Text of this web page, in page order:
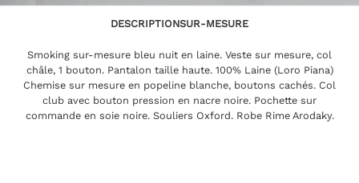
DESCRIPTIONSUR-MESURE
Smoking sur-mesure bleu nuit en laine. Veste sur mesure, col
châle, 1 bouton. Pantalon taille haute. 100% Laine (Loro Piana)
Chemise sur mesure en popeline blanche, boutons cachés. Col
club avec bouton pression en nacre noire. Pochette sur
commande en soie noire. Souliers Oxford. Robe Rime Arodaky.